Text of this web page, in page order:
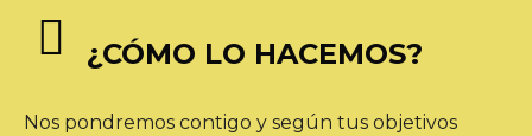

 ¿CÓMO LO HACEMOS?
Nos pondremos contigo y según tus objetivos